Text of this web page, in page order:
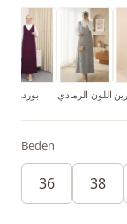
بوردو اللون الرمادي
Beden
36 38